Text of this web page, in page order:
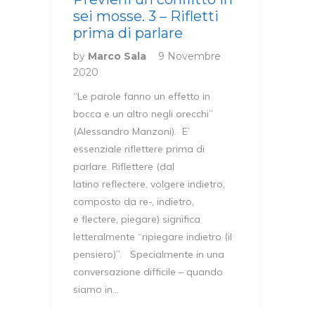
sei mosse. 3 – Rifletti
prima di parlare
by Marco Sala
9 Novembre
2020
“Le parole fanno un effetto in
bocca e un altro negli orecchi”
(Alessandro Manzoni). E’
essenziale riflettere prima di
parlare. Riflettere (dal
latino reflectere, volgere indietro,
composto da re-, indietro,
e flectere, piegare) significa
letteralmente “ripiegare indietro (il
pensiero)”. Specialmente in una
conversazione difficile – quando
siamo in…